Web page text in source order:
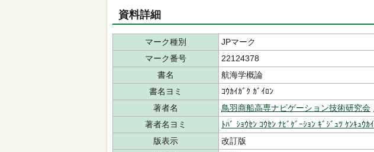
資料詳細
マーク種別
JPマーク
マーク番号
22124378
書名
航海学概論
書名ヨミ
ｺｳｶｲｶﾞｸ ｶﾞｲﾛﾝ
著者名
鳥羽商船高専ナビゲーション技術研究会
著者名ヨミ
ﾄﾊﾞ ｼｮｳｾﾝ ｺｳｾﾝ ﾅﾋﾞｹﾞｰｼｮﾝ ｷﾞｼﾞｭﾂ ｹﾝｷｭｳｶｲ
版表示
改訂版